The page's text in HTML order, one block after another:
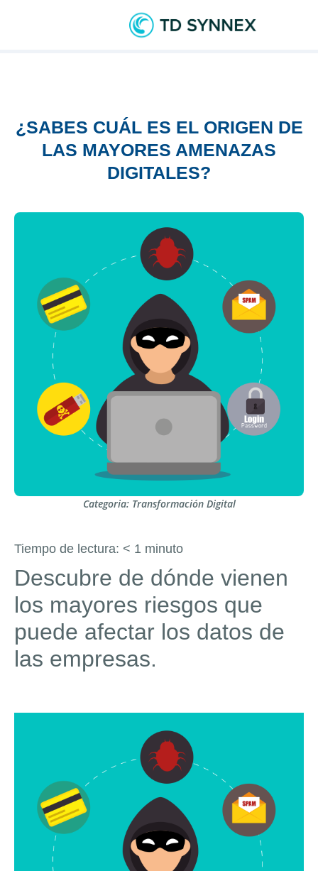
¿SABES CUÁL ES EL ORIGEN DE
LAS MAYORES AMENAZAS
DIGITALES?
Categoria: Transformación Digital
Tiempo de lectura: < 1 minuto
Descubre de dónde vienen
los mayores riesgos que
puede afectar los datos de
las empresas.